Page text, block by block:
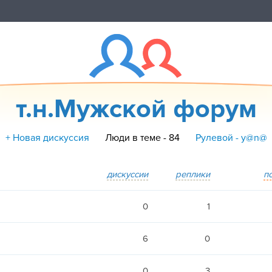
т.н.Мужской форум
+ Новая дискуссия Люди в теме - 84 Рулевой - y@n@
дискуссии реплики
0 1
6 0